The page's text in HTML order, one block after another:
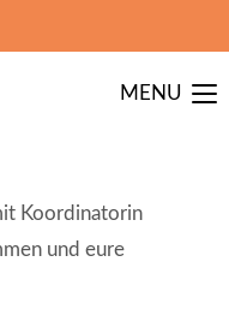
MENU
Koordinatorin
und eure